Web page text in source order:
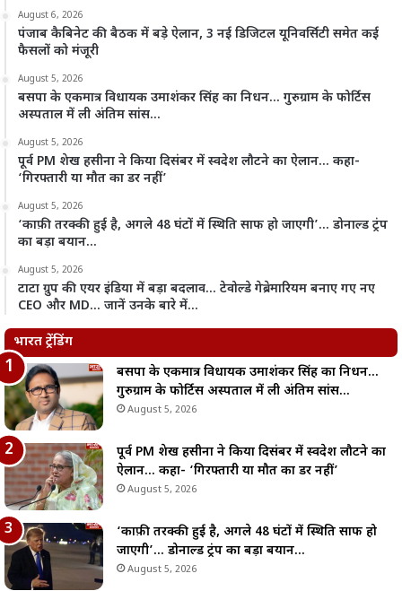
August 6, 2026
पंजाब कैबिनेट की बैठक में बड़े ऐलान, 3 नई डिजिटल यूनिवर्सिटी समेत कई
फैसलों को मंजूरी
August 5, 2026
बसपा के एकमात्र विधायक उमाशंकर सिंह का निधन… गुरुग्राम के फोर्टिस
अस्पताल में ली अंतिम सांस…
August 5, 2026
पूर्व PM शेख हसीना ने किया दिसंबर में स्वदेश लौटने का ऐलान… कहा-
‘गिरफ्तारी या मौत का डर नहीं’
August 5, 2026
‘काफ़ी तरक्की हुई है, अगले 48 घंटों में स्थिति साफ हो जाएगी’… डोनाल्ड ट्रंप
का बड़ा बयान…
August 5, 2026
टाटा ग्रुप की एयर इंडिया में बड़ा बदलाव… टेवोल्डे गेब्रेमारियम बनाए गए नए
CEO और MD… जानें उनके बारे में…
भारत ट्रेंडिंग
बसपा के एकमात्र विधायक उमाशंकर सिंह का निधन…
गुरुग्राम के फोर्टिस अस्पताल में ली अंतिम सांस…
August 5, 2026
पूर्व PM शेख हसीना ने किया दिसंबर में स्वदेश लौटने का
ऐलान… कहा- ‘गिरफ्तारी या मौत का डर नहीं’
August 5, 2026
‘काफ़ी तरक्की हुई है, अगले 48 घंटों में स्थिति साफ हो
जाएगी’… डोनाल्ड ट्रंप का बड़ा बयान…
August 5, 2026